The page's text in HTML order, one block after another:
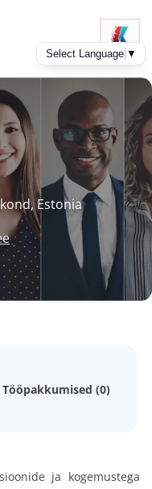
Estonia
Tööpakkumised (0)
ja kogemustega